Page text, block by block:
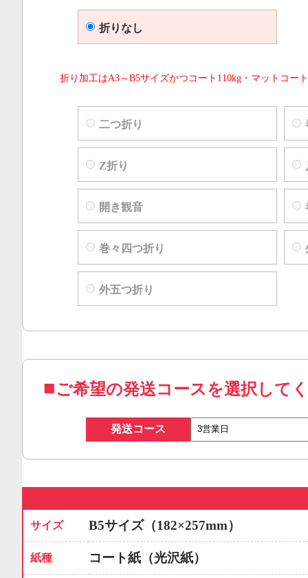
折りなし
折り加工はA3～B5サイズかつコート110kg・マットコー
二つ折り
Z折り
開き観音
巻々四つ折り
外五つ折り
ご希望の発送コースを選択して
発送コース
サイズ B5サイズ（182×257mm）
紙種 コート紙（光沢紙）